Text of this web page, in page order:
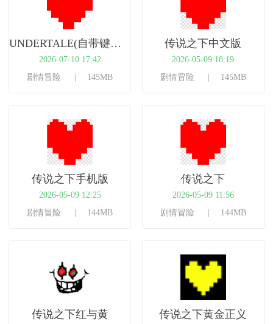
UNDERTALE(自带键盘中文)
2026-07-10 17:42
剧情冒险
145MB
传说之下中文版
2026-05-09 18:19
剧情冒险
145MB
传说之下手机版
2026-05-09 12:25
剧情冒险
144MB
传说之下
2026-05-09 11:56
剧情冒险
144MB
传说之下红与黄 传说之下黄金正义